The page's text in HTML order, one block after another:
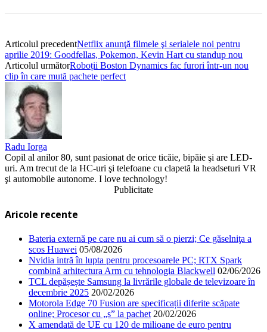
Articolul precedentNetflix anunţă filmele şi serialele noi pentru
aprilie 2019: Goodfellas, Pokemon, Kevin Hart cu standup nou
Articolul următorRoboții Boston Dynamics fac furori într-un nou
clip în care mută pachete perfect
Radu Iorga
Copil al anilor 80, sunt pasionat de orice ticăie, bipăie şi are LED-
uri. Am trecut de la HC-uri şi telefoane cu clapetă la headseturi VR
şi automobile autonome. I love technology!
Publicitate
Aricole recente
Bateria externă pe care nu ai cum să o pierzi; Ce găselniţa a
scos Huawei 05/08/2026
Nvidia intră în lupta pentru procesoarele PC; RTX Spark
combină arhitectura Arm cu tehnologia Blackwell 02/06/2026
TCL depășește Samsung la livrările globale de televizoare în
decembrie 2025 20/02/2026
Motorola Edge 70 Fusion are specificații diferite scăpate
online; Procesor cu „s” la pachet 20/02/2026
X amendată de UE cu 120 de milioane de euro pentru